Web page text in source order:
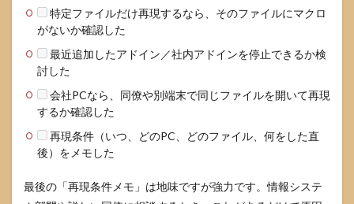
特定ファイルだけ再現するなら、そのファイルにマクロ
がないか確認した
最近追加したアドイン／社内アドインを停止できるか検
討した
会社PCなら、同僚や別端末で同じファイルを開いて再現
するか確認した
再現条件（いつ、どのPC、どのファイル、何をした直
後）をメモした
最後の「再現条件メモ」は地味ですが強力です。情報システ